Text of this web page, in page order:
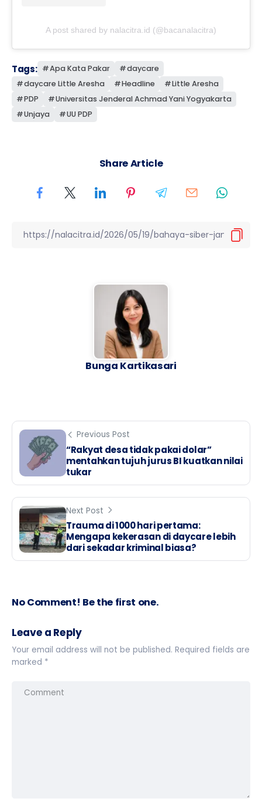
A post shared by nalacitra.id (@bacanalacitra)
Tags: Apa Kata Pakar
daycare
daycare Little Aresha
Headline
Little Aresha
PDP
Universitas Jenderal Achmad Yani Yogyakarta
Unjaya
UU PDP
Share Article
Bunga Kartikasari
Previous Post
“Rakyat desa tidak pakai dolar”
mentahkan tujuh jurus BI kuatkan nilai
tukar
Next Post
Trauma di 1000 hari pertama:
Mengapa kekerasan di daycare lebih
dari sekadar kriminal biasa?
No Comment! Be the first one.
Leave a Reply
Your email address will not be published. Required fields are
marked *